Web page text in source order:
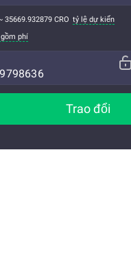
35669.932879 CRO tỷ lệ dự kiến
phí
Trao đổi